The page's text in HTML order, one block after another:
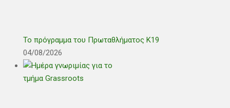
Το πρόγραμμα του Πρωταθλήματος Κ19
04/08/2026